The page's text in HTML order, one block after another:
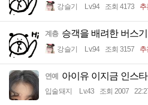
강슬기 Lv.94 조회 4173 추
계층 승객을 배려한 버스
강슬기 Lv.94 조회 3157 추
연예 아이유 이지금 인스타
입술돼지 Lv.43 조회 2007